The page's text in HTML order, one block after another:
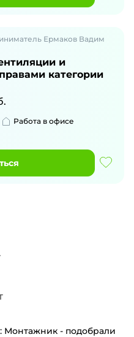
Ермаков Вадим
и
категории
Работа в офисе
Монтажник - подобрали